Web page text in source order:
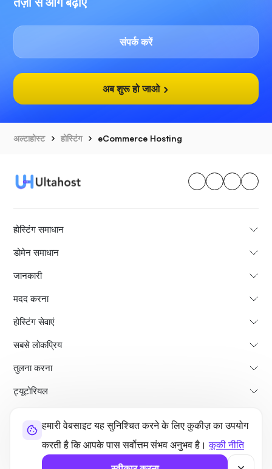
हमारी वेबसाइट यह सुनिश्चित करने के लिए कुकीज़ का उपयोग
करती है कि आपके पास सर्वोत्तम संभव अनुभव है।कूकी नीति
संपर्क करें
अब शुरू हो जाओ
अल्टाहोस्ट होस्टिंग eCommerce Hosting
होस्टिंग समाधान
डोमेन समाधान
जानकारी
मदद करना
होस्टिंग सेवाएं
सबसे लोकप्रिय
तुलना करना
ट्यूटोरियल
हमारे बारे मेंभुगतान वापसी की नीतिनियम और शर्तेंगोपनीयता नीतिकानूनीसाइट मैप
©2026 UltaHost - सर्वाधिकार सुरक्षित